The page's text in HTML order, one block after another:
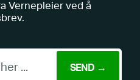
Vernepleier ved å